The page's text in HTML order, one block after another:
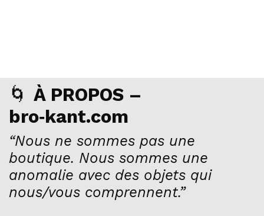
🌀 À PROPOS –
bro‑kant.com
“Nous ne sommes pas une
boutique. Nous sommes une
anomalie avec des objets qui
nous/vous comprennent.”